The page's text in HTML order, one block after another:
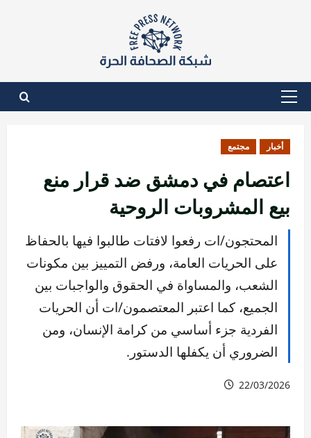
القائمة
أخبار مجتمع
اعتصام في دمشق ضد قرار منع
بيع المشروبات الروحية
المحتجون/ات رفعوا لافتات طالبوا فيها بالحفاظ
على الحريات العامة، ورفض التمييز بين مكونات
الشعب، والمساواة في الحقوق والواجبات بين
الجميع، كما اعتبر المعتصمون/ات أن الحريات
الفردية جزء أساسي من كرامة الإنسان، ومن
الضروري أن يكفلها الدستور.
22/03/2026